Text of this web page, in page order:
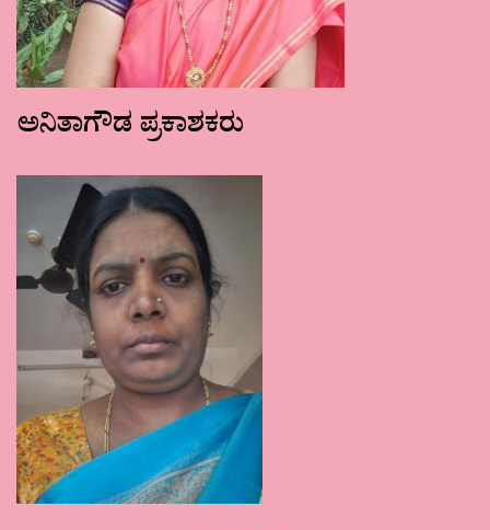
ಅನಿತಾಗೌಡ ಪ್ರಕಾಶಕರು